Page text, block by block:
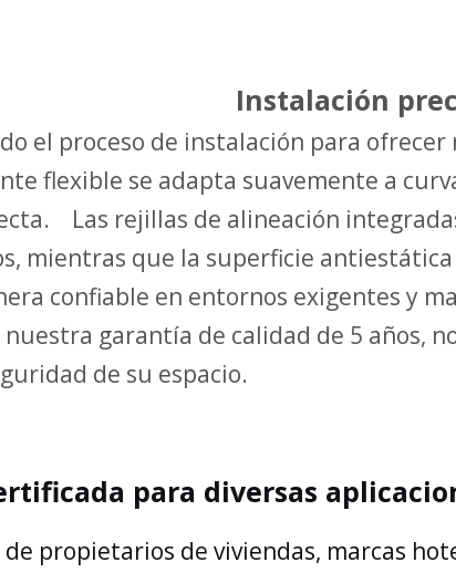
Instalación
el proceso de instalación para
flexible se adapta suavemente a
Las rejillas de alineación
mientras que la superficie
confiable en entornos exigentes y
garantía de calidad de 5 años,
de su espacio.
para diversas
de propietarios de viviendas, marcas